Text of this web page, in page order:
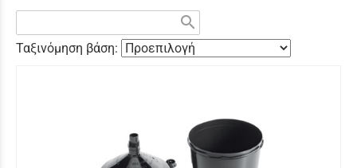
search
Ταξινόμηση βάση: